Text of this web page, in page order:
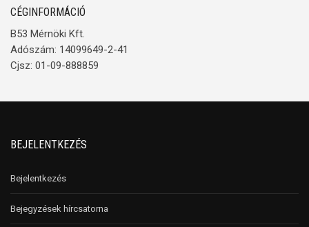
CÉGINFORMÁCIÓ
B53 Mérnöki Kft.
Adószám: 14099649-2-41
Cjsz: 01-09-888859
BEJELENTKEZÉS
Bejelentkezés
Bejegyzések hírcsatorna